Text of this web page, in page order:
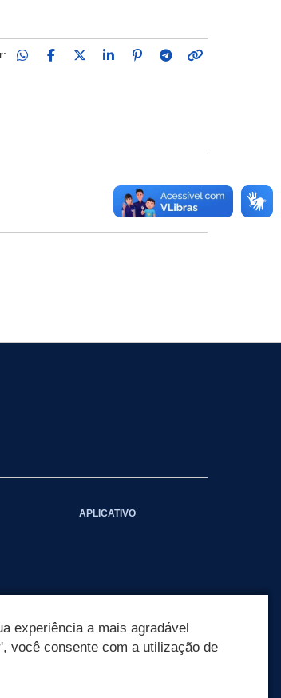
APLICATIVO
experiência a mais agradável
você consente com a utilização de